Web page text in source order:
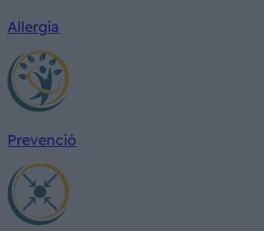
Allergia
Prevenció